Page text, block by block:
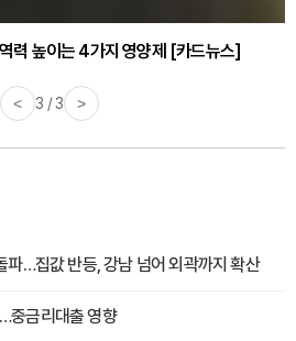
력 높이는 4가지 영양제 [카드뉴스]
< 3 / 3 >
…집값 반등, 강남 넘어 외곽까지 확산
중금리대출 영향